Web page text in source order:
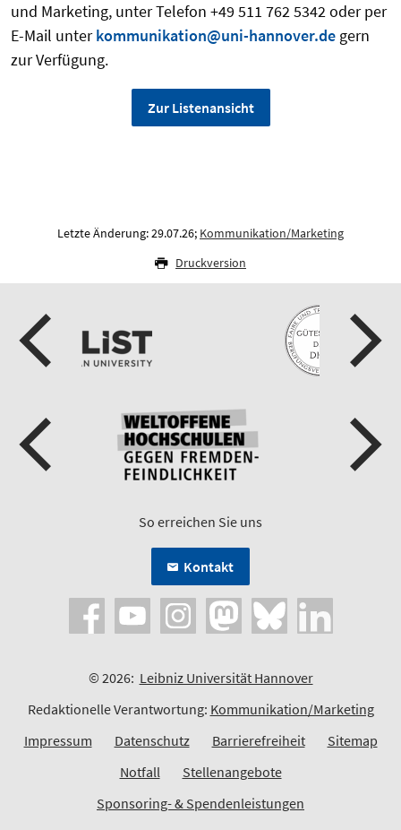
und Marketing, unter Telefon +49 511 762 5342 oder per
E-Mail unterkommunikation@uni-hannover.de gern
zur Verfügung.
Zur Listenansicht
Letzte Änderung: 29.07.26; Kommunikation/Marketing
Druckversion
So erreichen Sie uns
Kontakt
© 2026: Leibniz Universität Hannover
Redaktionelle Verantwortung: Kommunikation/Marketing
Impressum
Datenschutz Barrierefreiheit
Sitemap
Notfall
Stellenangebote
Sponsoring- & Spendenleistungen